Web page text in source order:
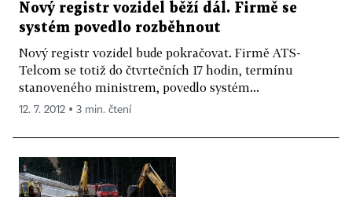
Nový registr vozidel běží dál. Firmě se
systém povedlo rozběhnout
Nový registr vozidel bude pokračovat. Firmě ATS-
Telcom se totiž do čtvrtečních 17 hodin, termínu
stanoveného ministrem, povedlo systém...
12. 7. 2012 ▪ 3 min. čtení